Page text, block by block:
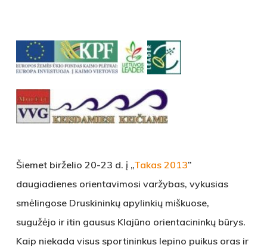
Šiemet birželio 20-23 d. į „Takas 2013”
daugiadienes orientavimosi varžybas, vykusias
smėlingose Druskininkų apylinkių miškuose,
sugužėjo ir itin gausus Klajūno orientacininkų būrys.
Kaip niekada visus sportininkus lepino puikus oras ir